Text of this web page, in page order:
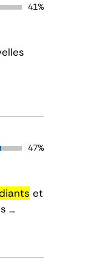
41%
47%
et
…